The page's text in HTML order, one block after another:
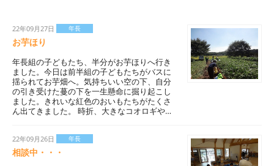
22年09月27日 年長
お芋ほり
年長組の子どもたち、半分がお芋ほりへ行き
ました。今日は前半組の子どもたちがバスに
揺られてお芋畑へ。気持ちいい空の下、自分
の引き受けた蔓の下を一生懸命に掘り起こし
ました。きれいな紅色のおいもたちがたくさ
ん出てきました。 時折、大きなコオロギや…
22年09月26日 年長
相談中・・・